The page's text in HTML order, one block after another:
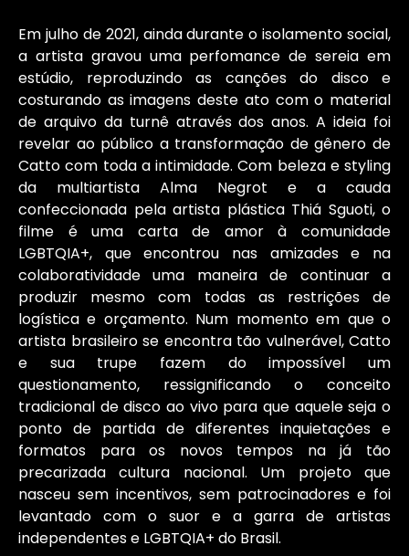
Em julho de 2021, ainda durante o isolamento social,
a artista gravou uma perfomance de sereia em
estúdio, reproduzindo as canções do disco e
costurando as imagens deste ato com o material
de arquivo da turnê através dos anos. A ideia foi
revelar ao público a transformação de gênero de
Catto com toda a intimidade. Com beleza e styling
da multiartista Alma Negrot e a cauda
confeccionada pela artista plástica Thiá Sguoti, o
filme é uma carta de amor à comunidade
LGBTQIA+, que encontrou nas amizades e na
colaboratividade uma maneira de continuar a
produzir mesmo com todas as restrições de
logística e orçamento. Num momento em que o
artista brasileiro se encontra tão vulnerável, Catto
e sua trupe fazem do impossível um
questionamento, ressignificando o conceito
tradicional de disco ao vivo para que aquele seja o
ponto de partida de diferentes inquietações e
formatos para os novos tempos na já tão
precarizada cultura nacional. Um projeto que
nasceu sem incentivos, sem patrocinadores e foi
levantado com o suor e a garra de artistas
independentes e LGBTQIA+ do Brasil.